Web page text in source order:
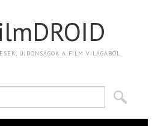
ÚJDONSÁGOK A FILM VILÁGÁBÓL.